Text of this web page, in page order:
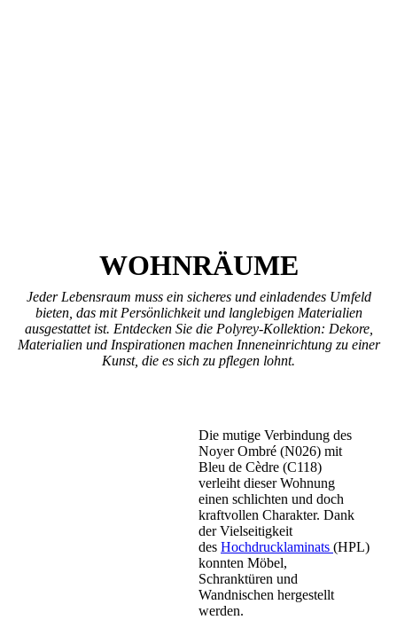
WOHNRÄUME
Jeder Lebensraum muss ein sicheres und einladendes Umfeld
bieten, das mit Persönlichkeit und langlebigen Materialien
ausgestattet ist. Entdecken Sie die Polyrey-Kollektion: Dekore,
Materialien und Inspirationen machen Inneneinrichtung zu einer
Kunst, die es sich zu pflegen lohnt.
Die mutige Verbindung des
Noyer Ombré (N026) mit
Bleu de Cèdre (C118)
verleiht dieser Wohnung
einen schlichten und doch
kraftvollen Charakter. Dank
der Vielseitigkeit
des Hochdrucklaminats (HPL)
konnten Möbel,
Schranktüren und
Wandnischen hergestellt
werden.